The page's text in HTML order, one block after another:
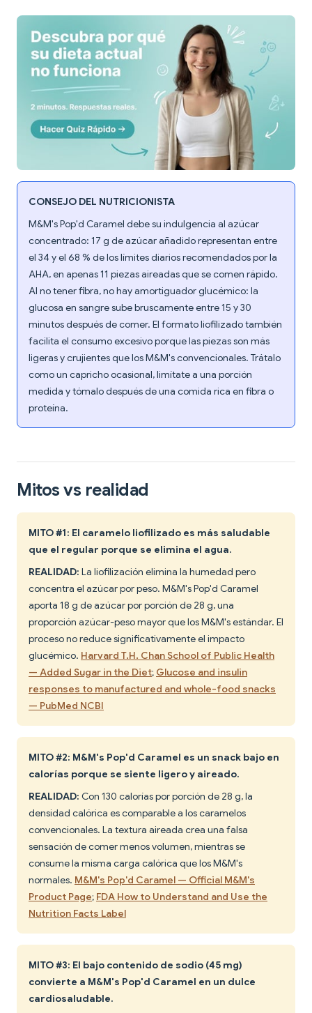
CONSEJO DEL NUTRICIONISTA
M&M's Pop'd Caramel debe su indulgencia al azúcar
concentrado: 17 g de azúcar añadido representan entre
el 34 y el 68 % de los límites diarios recomendados por la
AHA, en apenas 11 piezas aireadas que se comen rápido.
Al no tener fibra, no hay amortiguador glucémico: la
glucosa en sangre sube bruscamente entre 15 y 30
minutos después de comer. El formato liofilizado también
facilita el consumo excesivo porque las piezas son más
ligeras y crujientes que los M&M's convencionales. Trátalo
como un capricho ocasional, limítate a una porción
medida y tómalo después de una comida rica en fibra o
proteína.
Mitos vs realidad
MITO #1: El caramelo liofilizado es más saludable
que el regular porque se elimina el agua.
REALIDAD: La liofilización elimina la humedad pero
concentra el azúcar por peso. M&M's Pop'd Caramel
aporta 18 g de azúcar por porción de 28 g, una
proporción azúcar-peso mayor que los M&M's estándar. El
proceso no reduce significativamente el impacto
glucémico. Harvard T.H. Chan School of Public Health
— Added Sugar in the Diet; Glucose and insulin
responses to manufactured and whole-food snacks
— PubMed NCBI
MITO #2: M&M's Pop'd Caramel es un snack bajo en
calorías porque se siente ligero y aireado.
REALIDAD: Con 130 calorías por porción de 28 g, la
densidad calórica es comparable a los caramelos
convencionales. La textura aireada crea una falsa
sensación de comer menos volumen, mientras se
consume la misma carga calórica que los M&M's
normales. M&M's Pop'd Caramel — Official M&M's
Product Page; FDA How to Understand and Use the
Nutrition Facts Label
MITO #3: El bajo contenido de sodio (45 mg)
convierte a M&M's Pop'd Caramel en un dulce
cardiosaludable.